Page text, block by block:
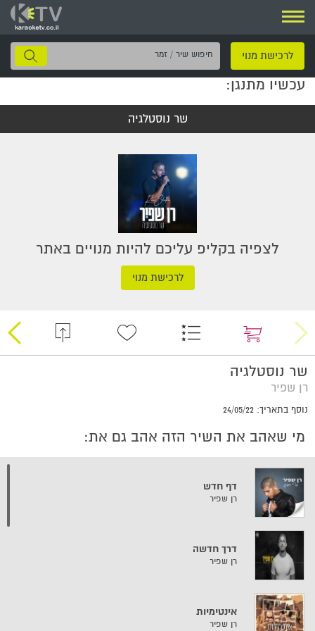
ניווט
לרכישת מנוי
חיפוש
שיר
עכשיו מתנגן:
שר נוסטלגיה
לצפיה בקליפ עליכם להיות מנויים באתר
לרכישת מנוי
שר נוסטלגיה
רן שפיר
נוסף בתאריך: 24/05/22
מי שאהב את השיר הזה אהב גם את:
דף חדש
רן שפיר
דרך חדשה
רן שפיר
אינטימיות
רן שפיר